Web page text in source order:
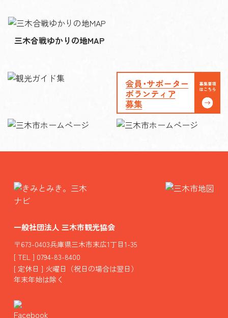
三木合戦ゆかりの地MAP
一般社団法人 三木市観光協会
〒673-0403兵庫県三木市末広1丁目1-35
[ TEL ] 0794-83-8400
[ 定休日 ] 火曜日（祝日の場合は翌日）
年末年始は除く